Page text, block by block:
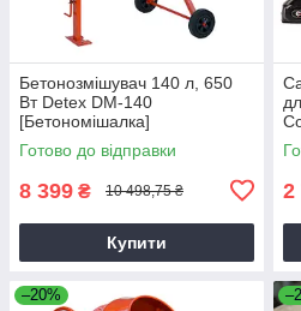
Бетонозмішувач 140 л, 650
Вт Detex DM-140
[Бетономішалка]
Готово до відправки
8 399 ₴ 10 498,75 ₴
Купити
2
–20%